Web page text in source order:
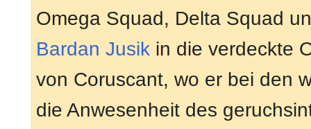
Omega Squad, Delta Squad
Bardan Jusik in die verdeckte
von Coruscant, wo er bei den
die Anwesenheit des